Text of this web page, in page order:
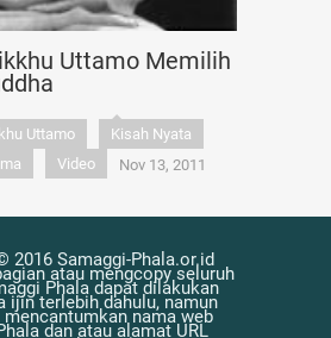
Uttamo Memilih
Uttamo
Kisah Nyata
Video Nov 13, 2011
2016 Samaggi-Phala.or.id
atau mengcopy seluruh
Phala dapat dilakukan
ijin terlebih dahulu, namun
mencantumkan nama web
dan atau alamat URL